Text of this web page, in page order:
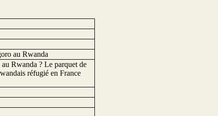
au Rwanda
Rwanda ? Le parquet de
réfugié en France